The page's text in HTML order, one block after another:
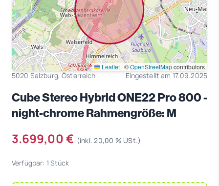
Leaflet | ©OpenStreetMapcontributors
5020 Salzburg, Österreich Eingestellt am 17.09.2025
Cube Stereo Hybrid ONE22 Pro 800 -
night-chrome Rahmengröße: M
3.699,00 € (inkl. 20,00 % USt.)
Verfügbar: 1 Stück